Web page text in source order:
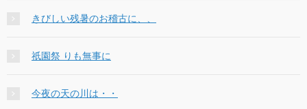
きびしい残暑のお稽古に、、
祇園祭 りも無事に
今夜の天の川は・・